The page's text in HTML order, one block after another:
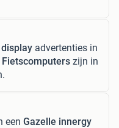
advertenties in
zijn in
een Gazelle innergy